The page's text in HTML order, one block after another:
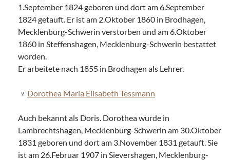
1.September 1824 geboren und dort am 6.September
1824 getauft. Er ist am 2.Oktober 1860 in Brodhagen,
Mecklenburg-Schwerin verstorben und am 6.Oktober
1860 in Steffenshagen, Mecklenburg-Schwerin bestattet
worden.
Er arbeitete nach 1855 in Brodhagen als Lehrer.
Dorothea Maria Elisabeth Tessmann
Auch bekannt als Doris. Dorothea wurde in
Lambrechtshagen, Mecklenburg-Schwerin am 30.Oktober
1831 geboren und dort am 3.November 1831 getauft. Sie
ist am 26.Februar 1907 in Sievershagen, Mecklenburg-